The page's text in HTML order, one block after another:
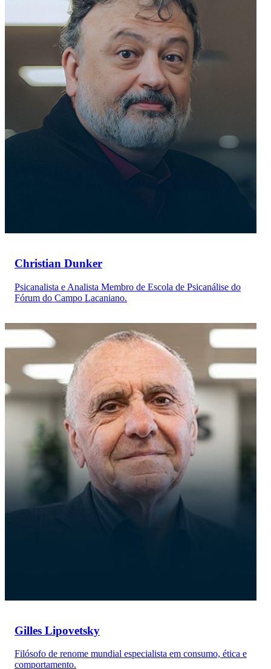
Christian Dunker
Psicanalista e Analista Membro de Escola de Psicanálise do
Fórum do Campo Lacaniano.
Gilles Lipovetsky
Filósofo de renome mundial especialista em consumo, ética e
comportamento.